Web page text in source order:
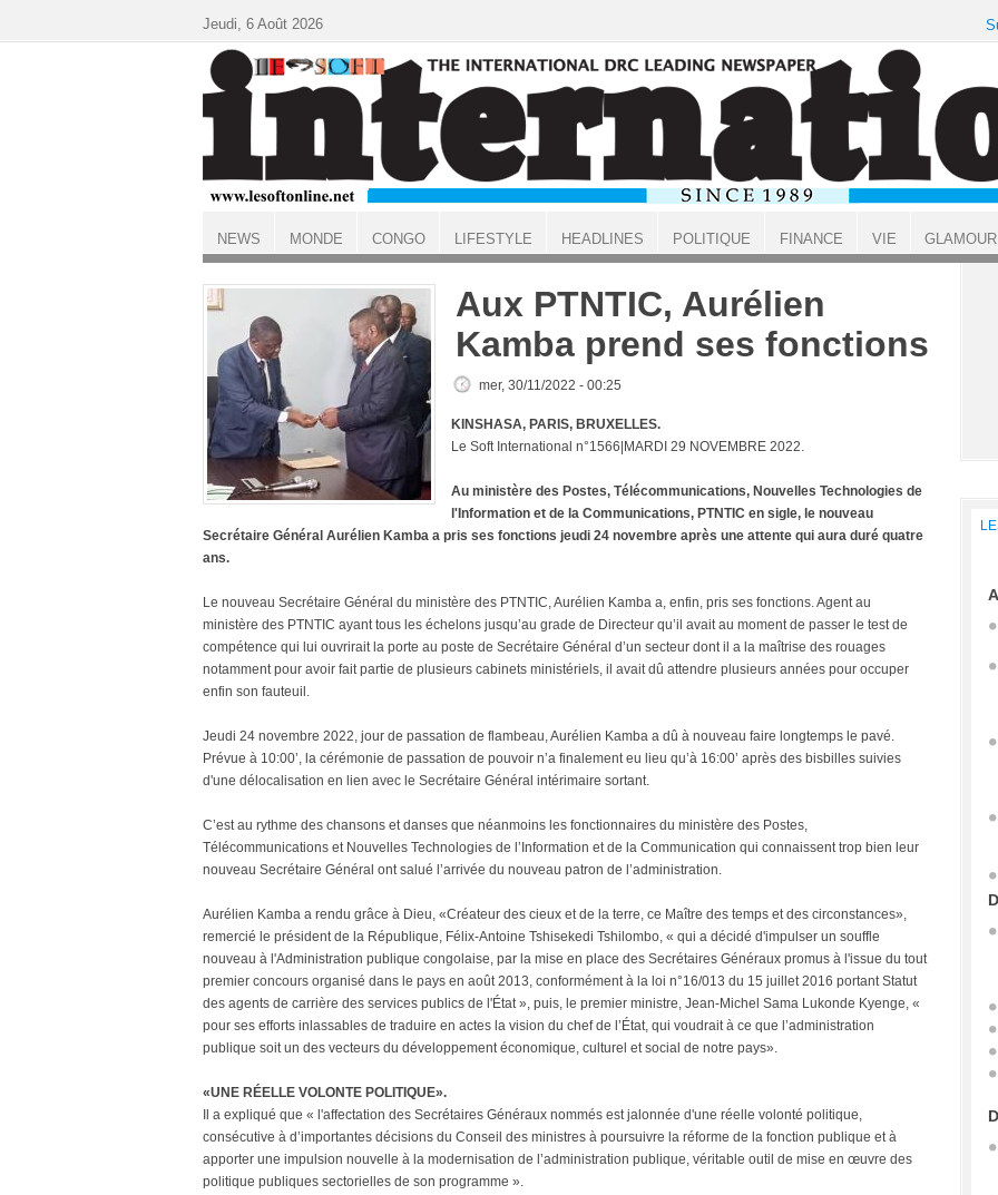
ACCUEIL
Aux PTNTIC, Aurélien
Kamba prend ses fonctions
mer, 30/11/2022 - 00:25
KINSHASA, PARIS, BRUXELLES.
Le Soft International n°1566|MARDI 29 NOVEMBRE 2022.
Au ministère des Postes, Télécommunications, Nouvelles Technologies de
l'Information et de la Communications, PTNTIC en sigle, le nouveau
Secrétaire Général Aurélien Kamba a pris ses fonctions jeudi 24 novembre après une attente qui aura duré quatre
ans.
Le nouveau Secrétaire Général du ministère des PTNTIC, Aurélien Kamba a, enfin, pris ses fonctions. Agent au
ministère des PTNTIC ayant tous les échelons jusqu’au grade de Directeur qu’il avait au moment de passer le test de
compétence qui lui ouvrirait la porte au poste de Secrétaire Général d’un secteur dont il a la maîtrise des rouages
notamment pour avoir fait partie de plusieurs cabinets ministériels, il avait dû attendre plusieurs années pour occuper
enfin son fauteuil.
Jeudi 24 novembre 2022, jour de passation de flambeau, Aurélien Kamba a dû à nouveau faire longtemps le pavé.
Prévue à 10:00’, la cérémonie de passation de pouvoir n’a finalement eu lieu qu’à 16:00’ après des bisbilles suivies
d'une délocalisation en lien avec le Secrétaire Général intérimaire sortant.
C’est au rythme des chansons et danses que néanmoins les fonctionnaires du ministère des Postes,
Télécommunications et Nouvelles Technologies de l’Information et de la Communication qui connaissent trop bien leur
nouveau Secrétaire Général ont salué l’arrivée du nouveau patron de l’administration.
Aurélien Kamba a rendu grâce à Dieu, «Créateur des cieux et de la terre, ce Maître des temps et des circonstances»,
remercié le président de la République, Félix-Antoine Tshisekedi Tshilombo, « qui a décidé d'impulser un souffle
nouveau à l'Administration publique congolaise, par la mise en place des Secrétaires Généraux promus à l'issue du tout
premier concours organisé dans le pays en août 2013, conformément à la loi n°16/013 du 15 juillet 2016 portant Statut
des agents de carrière des services publics de l'État », puis, le premier ministre, Jean-Michel Sama Lukonde Kyenge, «
pour ses efforts inlassables de traduire en actes la vision du chef de l’État, qui voudrait à ce que l’administration
publique soit un des vecteurs du développement économique, culturel et social de notre pays».
«UNE RÉELLE VOLONTE POLITIQUE».
Il a expliqué que « l'affectation des Secrétaires Généraux nommés est jalonnée d'une réelle volonté politique,
consécutive à d’importantes décisions du Conseil des ministres à poursuivre la réforme de la fonction publique et à
apporter une impulsion nouvelle à la modernisation de l’administration publique, véritable outil de mise en œuvre des
politique publiques sectorielles de son programme ».
Jeudi, 6 Août 2026
NEWS MONDE CONGO LIFESTYLE HEADLINES POLITIQUE FINANCE VIE GLAMOUR